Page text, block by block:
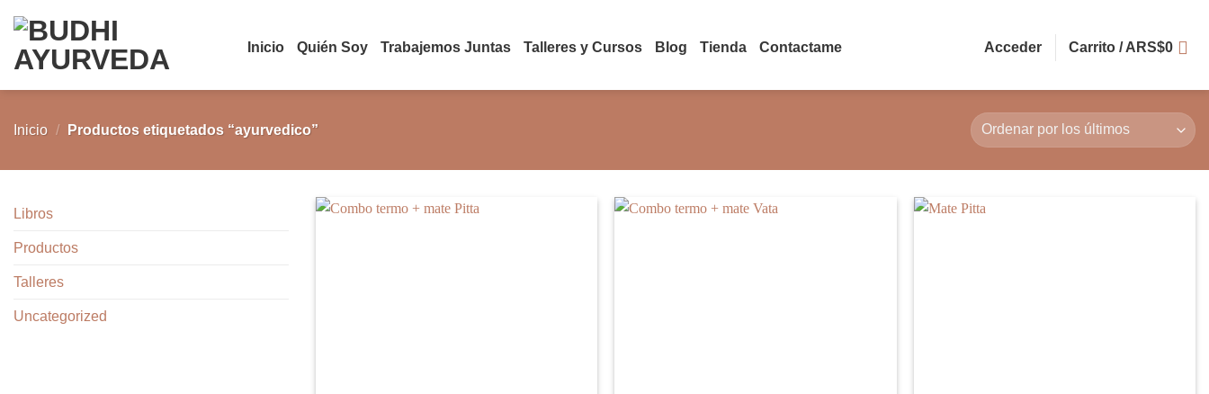
contenido
Inicio Quién Soy Trabajemos Juntas Talleres y Cursos Blog Tienda Contactame Acceder Carrito /ARS$0
Inicio / Productos etiquetados “ayurvedico”
Libros
Productos
Talleres
Uncategorized